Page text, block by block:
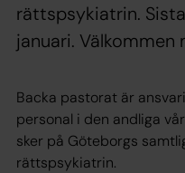
rättspsykiatrin.
januari. Välkommen
Backa pastorat är
personal i den andliga
sker på Göteborgs
rättspsykiatrin.